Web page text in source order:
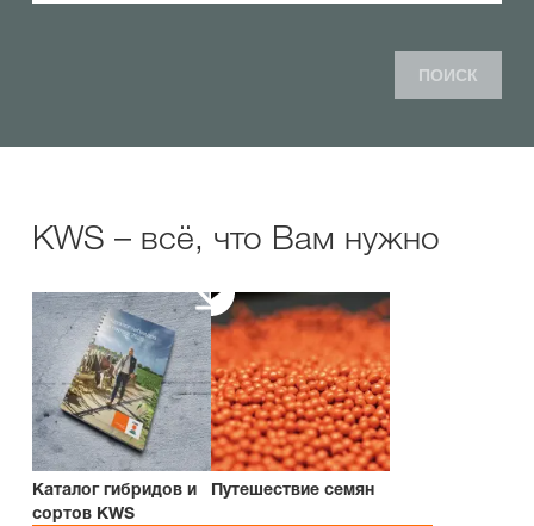
ПОИСК
KWS – всё, что Вам нужно
Каталог гибридов и
сортов KWS
Путешествие семян